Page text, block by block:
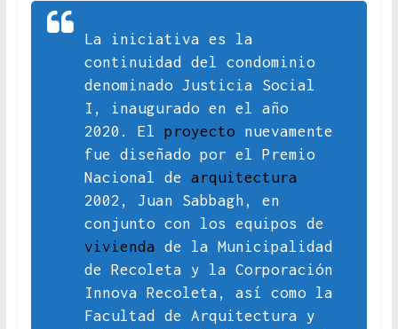
La iniciativa es la
continuidad del condominio
denominado Justicia Social
I, inaugurado en el año
2020. El proyecto nuevamente
fue diseñado por el Premio
Nacional de arquitectura
2002, Juan Sabbagh, en
conjunto con los equipos de
vivienda de la Municipalidad
de Recoleta y la Corporación
Innova Recoleta, así como la
Facultad de Arquitectura y